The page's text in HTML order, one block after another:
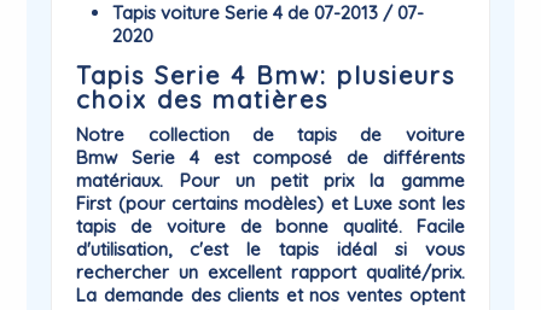
Tapis voiture Serie 4 de 07-2013 / 07-
2020
Tapis Serie 4 Bmw: plusieurs
choix des matières
Notre collection detapis de voiture
BmwSerie 4est composé de différents
matériaux. Pour un petit prix la gamme
First(pour certains modèles) et Luxesont les
tapis de voiture de bonne qualité. Facile
d'utilisation, c'est le tapis idéal si vous
rechercher un excellent rapport qualité/prix.
La demande des clients et nos ventes optent